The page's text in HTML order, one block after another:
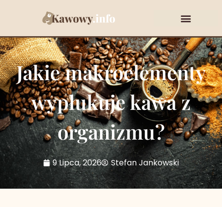
Jakie makroelementy
wypłukuje kawa z
organizmu?
9 Lipca, 2026 Stefan Jankowski